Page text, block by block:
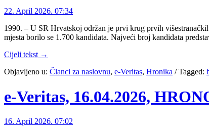
22. April 2026. 07:34
1990. – U SR Hrvatskoj održan je prvi krug prvih
mjesta borilo se 1.700 kandidata. Najveći broj kandidata
Cijeli tekst →
Objavljeno u: Članci za naslovnu, e-Veritas, Hronika /Tagged:
e-Veritas, 16.04.2026,
16. April 2026. 07:02